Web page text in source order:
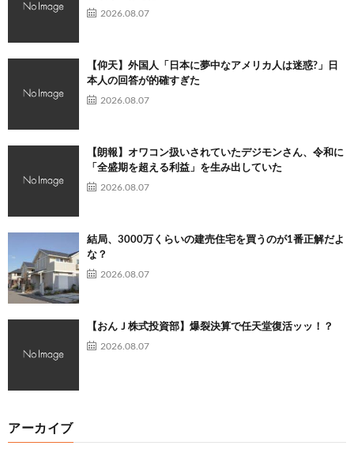
2026.08.07
【仰天】外国人「日本に夢中なアメリカ人は迷惑?」日
本人の回答が的確すぎた
2026.08.07
【朗報】オワコン扱いされていたデジモンさん、令和に
「全盛期を超える利益」を生み出していた
2026.08.07
結局、3000万くらいの建売住宅を買うのが1番正解だよ
な？
2026.08.07
【おんＪ株式投資部】爆裂決算で任天堂復活ッッ！？
2026.08.07
アーカイブ